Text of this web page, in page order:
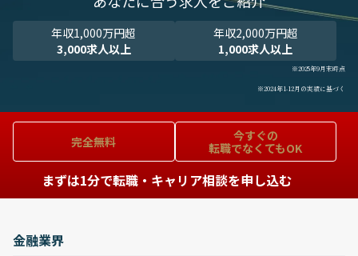
年収1,000万円超
3,000求人以上
年収2,000万円超
1,000求人以上
※2025年9月末時点
※2024年1-12月の実績に基づく
完全無料
今すぐの
転職でなくてもOK
まずは1分で転職・キャリア相談を申し込む
金融業界